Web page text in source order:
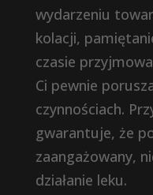
wydarzeniu
kolacji,
czasie
Ci pewnie
czynnościach.
gwarantuje, że
zaangażowany,
działanie leku.